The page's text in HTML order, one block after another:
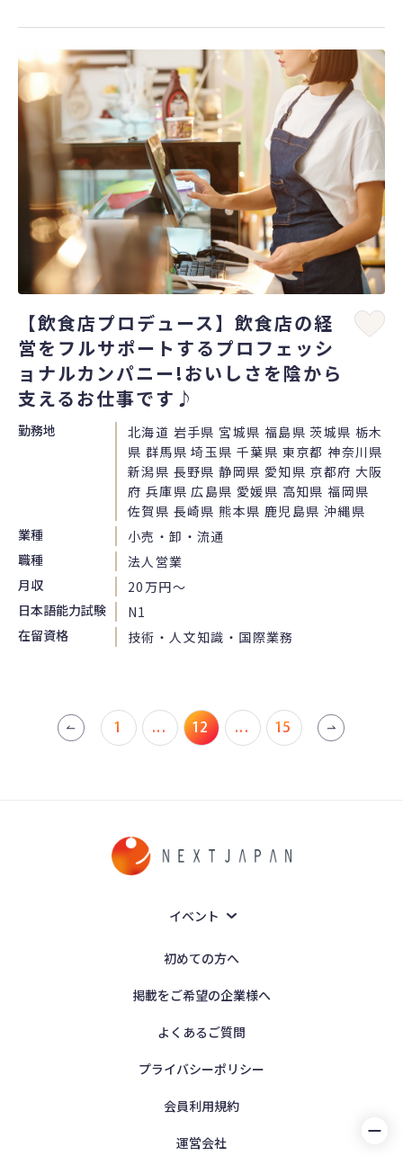
【飲食店プロデュース】飲食店の経
営をフルサポートするプロフェッシ
ョナルカンパニー!おいしさを陰から
支えるお仕事です♪
勤務地
北海道 岩手県 宮城県 福島県 茨城県 栃木
県 群馬県 埼玉県 千葉県 東京都 神奈川県
新潟県 長野県 静岡県 愛知県 京都府 大阪
府 兵庫県 広島県 愛媛県 高知県 福岡県
佐賀県 長崎県 熊本県 鹿児島県 沖縄県
業種
小売・卸・流通
職種
法人営業
月収
20万円〜
日本語能力試験
N1
在留資格
技術・人文知識・国際業務
1 ... 12 ... 15
イベント
初めての方へ
掲載をご希望の企業様へ
よくあるご質問
プライバシーポリシー
会員利用規約
運営会社